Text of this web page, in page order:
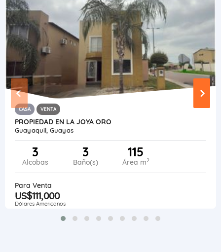
CASA VENTA
PROPIEDAD EN LA JOYA ORO
Guayaquil, Guayas
3
Alcobas
3
Baño(s)
115
Área m2
Para Venta
US$111,000
Dólares Americanos